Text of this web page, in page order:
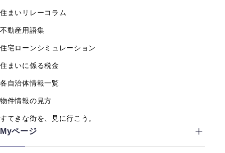
住まいリレーコラム
不動産用語集
住宅ローンシミュレーション
住まいに係る税金
各自治体情報一覧
物件情報の見方
すてきな街を、見に行こう。
Myページ